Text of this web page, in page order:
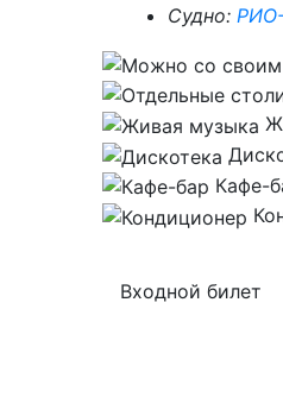
Судно:
Кафе-
Входной билет